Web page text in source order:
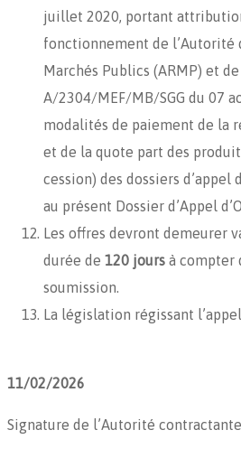
juillet 2020, portant
fonctionnement de l’Autorité
Marchés Publics (ARMP) et
A/2304/MEF/MB/SGG du 07
modalités de paiement de la
et de la quote part des
cession) des dossiers d’appel
au présent Dossier d’Appel
Les offres devront demeurer
durée de 120 jours à compter
soumission.
La législation régissant
11/02/2026
Signature de l’Autorité contractante